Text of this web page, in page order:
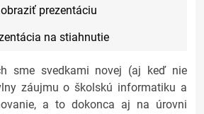
prezentáciu
na stiahnutie
sme svedkami novej (aj keď nie
záujmu o školskú informatiku a
a to dokonca aj na úrovni